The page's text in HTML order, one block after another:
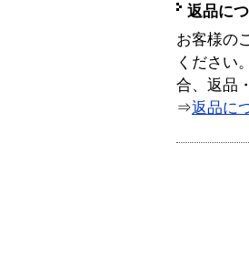
返品に
お客様の
ください
合、返品
⇒返品に